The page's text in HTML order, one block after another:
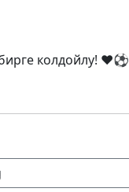
колдойлу! ❤️⚽️